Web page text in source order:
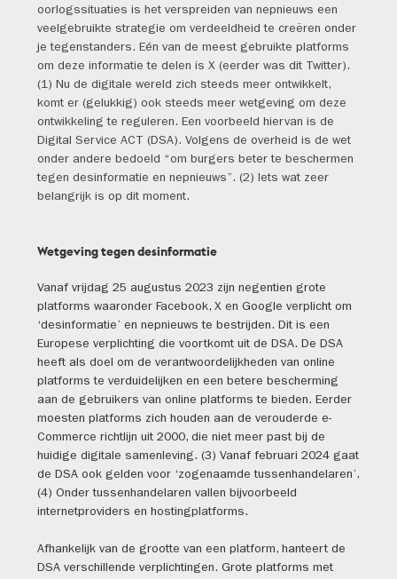
oorlogssituaties is het verspreiden van nepnieuws een
veelgebruikte strategie om verdeeldheid te creëren onder
je tegenstanders. Eén van de meest gebruikte platforms
om deze informatie te delen is X (eerder was dit Twitter).
(1) Nu de digitale wereld zich steeds meer ontwikkelt,
komt er (gelukkig) ook steeds meer wetgeving om deze
ontwikkeling te reguleren. Een voorbeeld hiervan is de
Digital Service ACT (DSA). Volgens de overheid is de wet
onder andere bedoeld “om burgers beter te beschermen
tegen desinformatie en nepnieuws”. (2) Iets wat zeer
belangrijk is op dit moment.
Wetgeving tegen desinformatie
Vanaf vrijdag 25 augustus 2023 zijn negentien grote
platforms waaronder Facebook, X en Google verplicht om
‘desinformatie’ en nepnieuws te bestrijden. Dit is een
Europese verplichting die voortkomt uit de DSA. De DSA
heeft als doel om de verantwoordelijkheden van online
platforms te verduidelijken en een betere bescherming
aan de gebruikers van online platforms te bieden. Eerder
moesten platforms zich houden aan de verouderde e-
Commerce richtlijn uit 2000, die niet meer past bij de
huidige digitale samenleving. (3) Vanaf februari 2024 gaat
de DSA ook gelden voor ‘zogenaamde tussenhandelaren’.
(4) Onder tussenhandelaren vallen bijvoorbeeld
internetproviders en hostingplatforms.
Afhankelijk van de grootte van een platform, hanteert de
DSA verschillende verplichtingen. Grote platforms met